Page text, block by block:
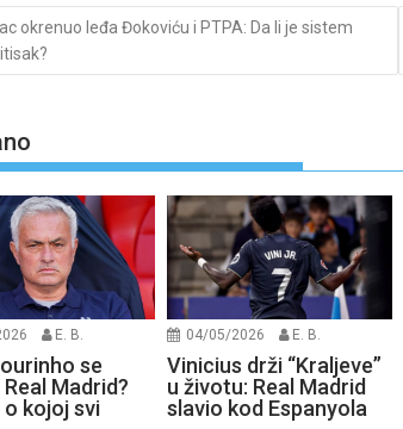
okrenuo leđa Đokoviću i PTPA: Da li je sistem
E. B.
se
Madrid?
o kojoj svi
04/05/2026 E. B.
Vinicius drži “Kraljeve”
u životu: Real Madrid
slavio kod Espanyola